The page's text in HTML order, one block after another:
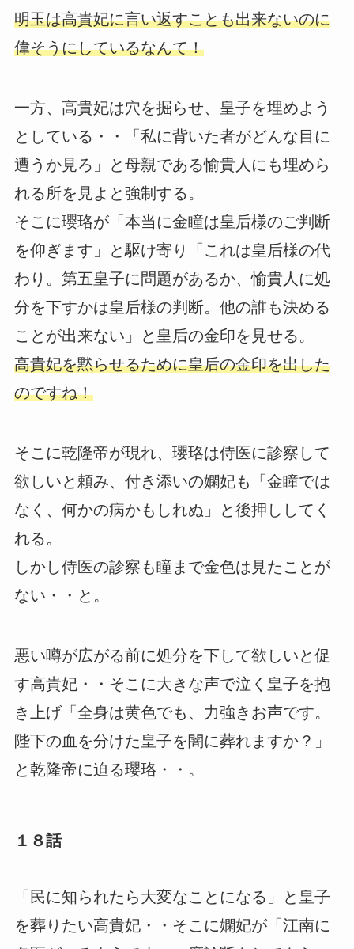
明玉は高貴妃に言い返すことも出来ないのに
偉そうにしているなんて！
一方、高貴妃は穴を掘らせ、皇子を埋めよう
としている・・「私に背いた者がどんな目に
遭うか見ろ」と母親である愉貴人にも埋めら
れる所を見よと強制する。
そこに瓔珞が「本当に金瞳は皇后様のご判断
を仰ぎます」と駆け寄り「これは皇后様の代
わり。第五皇子に問題があるか、愉貴人に処
分を下すかは皇后様の判断。他の誰も決める
ことが出来ない」と皇后の金印を見せる。
高貴妃を黙らせるために皇后の金印を出した
のですね！
そこに乾隆帝が現れ、瓔珞は侍医に診察して
欲しいと頼み、付き添いの嫻妃も「金瞳では
なく、何かの病かもしれぬ」と後押ししてく
れる。
しかし侍医の診察も瞳まで金色は見たことが
ない・・と。
悪い噂が広がる前に処分を下して欲しいと促
す高貴妃・・そこに大きな声で泣く皇子を抱
き上げ「全身は黄色でも、力強きお声です。
陛下の血を分けた皇子を闇に葬れますか？」
と乾隆帝に迫る瓔珞・・。
１８話
「民に知られたら大変なことになる」と皇子
を葬りたい高貴妃・・そこに嫻妃が「江南に